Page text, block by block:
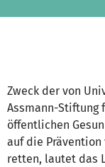
Zweck der von
Assmann-Stiftung
öffentlichen
auf die Prävention
retten, lautet das